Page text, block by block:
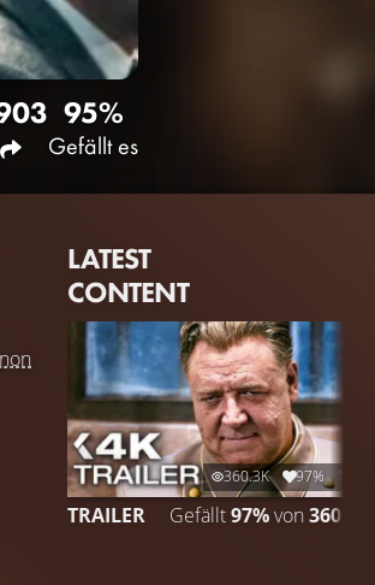
95%
Gefällt es
LATEST
CONTENT
360.3K 97% 1:23
TRAILER Gefällt97%von 360.251